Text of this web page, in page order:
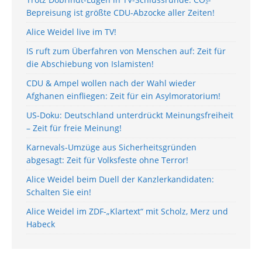
Bepreisung ist größte CDU-Abzocke aller Zeiten!
Alice Weidel live im TV!
IS ruft zum Überfahren von Menschen auf: Zeit für
die Abschiebung von Islamisten!
CDU & Ampel wollen nach der Wahl wieder
Afghanen einfliegen: Zeit für ein Asylmoratorium!
US-Doku: Deutschland unterdrückt Meinungsfreiheit
– Zeit für freie Meinung!
Karnevals-Umzüge aus Sicherheitsgründen
abgesagt: Zeit für Volksfeste ohne Terror!
Alice Weidel beim Duell der Kanzlerkandidaten:
Schalten Sie ein!
Alice Weidel im ZDF-„Klartext“ mit Scholz, Merz und
Habeck